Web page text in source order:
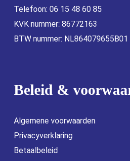
Telefoon: 06 15 48 60 85
KVK nummer: 86772163
BTW nummer: NL864079655B01
Beleid &
Algemene voorwaarden
Privacyverklaring
Betaalbeleid